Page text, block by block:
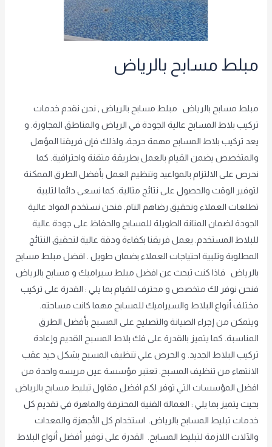
مبلط مسابح بالرياض
مبلط مسابح بالرياض مبلط مسابح بالرياض , نحن نقدم خدمات
تركيب بلاط المسابح عالية الجودة في الرياض والمناطق المجاورة. و
يعد تركيب بلاط المسابح مهمة حرجة، ولذلك فإن فريقنا المؤهل
والمتخصص يضمن القيام بالعمل بطريقة متقنة واحترافية. كما
نحرص على الالتزام بالمواعيد وتنظيم العمل بأفضل الطرق الممكنة
لتوفير الوقت والحصول على نتائج مثالية. كما نسعى دائما لتلبية
تطلعات العملاء وتحقيق رضاهم التام. فنحن نستخدم المواد عالية
الجودة لضمان المتانة الطويلة للمسابح والحفاظ على جودة عالية
للبلاط المستخدم. يعمل فريقنا بكفاءة ودقة عالية لتحقيق النتائج
المطلوبة وتلبية احتياجات العملاء بضمان طويل . افضل مبلط مسابح
بالرياض فاذا كنت تبحث عن افضل مبلط سيراميك و مسابح بالرياض
فنحن نوفر لك متخصص و محترف للقيام بما يلي : القدرة على تركيب
مختلف أنواع البلاط والسيراميك للمسابح مهما كانت مساحته.
ويتمكن من إجراء الصيانة والتصليح على المسبح بأفضل الطرق
المناسبة. كما يتميز بالقدرة على فك بلاط المسبح القديم وإعادة
تركيب البلاط الجديد. و الحرص علي تنظيف المسبح بشكل جيد عقب
الانتهاء من تنظيف المسبح. تعتبر مؤسسة عين مريسه واحدة من
افضل المؤسسات التي توفر لكم افضل مقاول تبليط مسابح بالرياض
بحيث يتميز بما يلي : العمالة الفنية المحترفة والماهرة في تقديم كل
خدمات تبليط المسابح بالرياض. استخدام كل الأجهزة والمعدات
والآلات اللازمة لتبليط المسابح. القدرة على توفير أفضل أنواع البلاط